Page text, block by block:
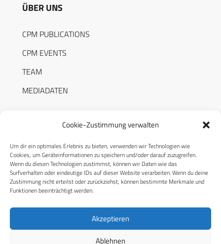
Cookie-Zustimmung verwalten
Um dir ein optimales Erlebnis zu bieten, verwenden wir Technologien wie
Cookies, um Geräteinformationen zu speichern und/oder darauf zuzugreifen.
Wenn du diesen Technologien zustimmst, können wir Daten wie das
Surfverhalten oder eindeutige IDs auf dieser Website verarbeiten. Wenn du deine
Zustimmung nicht erteilst oder zurückziehst, können bestimmte Merkmale und
Funktionen beeinträchtigt werden.
Akzeptieren
Ablehnen
ÜBER UNS
CPM PUBLICATIONS
CPM EVENTS
TEAM
MEDIADATEN
RECHTLICHES
Datenschutzerklärung
Cookie-Richtlinie (EU)